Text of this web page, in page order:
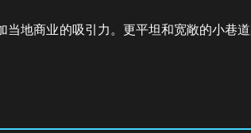
地商业的吸引力。更平坦和宽敞的小巷